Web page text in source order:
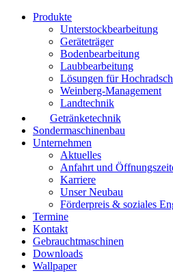
Produkte
Unterstockbearbeitung
Geräteträger
Bodenbearbeitung
Laubbearbeitung
Lösungen für
Weinberg-Management
Landtechnik
Getränketechnik
Sondermaschinenbau
Unternehmen
Aktuelles
Anfahrt und
Karriere
Unser Neubau
Förderpreis & soziales
Termine
Kontakt
Gebrauchtmaschinen
Downloads
Wallpaper